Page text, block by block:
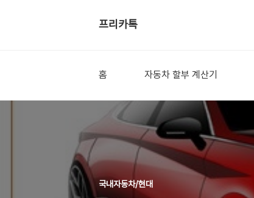
프리카톡
홈 자동차 할부 계산기
국내자동차/현대